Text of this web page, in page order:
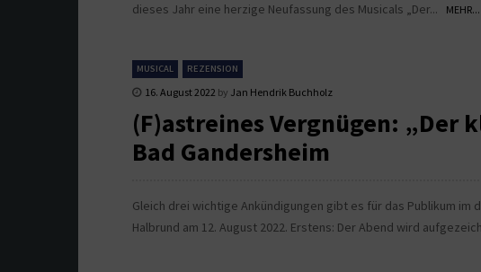
dieses Jahr eine herzige Neufassung des Musicals „Der...
MEHR...
MUSICAL REZENSION
16. August 2022 by Jan Hendrik Buchholz
(F)astreines Vergnügen: „Der
Bad Gandersheim
Gleich drei wichtige Ankündigungen gibt es für das Publikum
Halbrund am 12. August 2022. Erstens: Der Abend wird